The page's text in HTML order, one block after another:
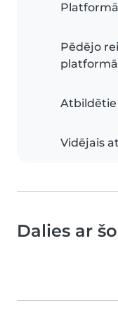
Pēdējo
platformā
Vidējais
Dalies ar